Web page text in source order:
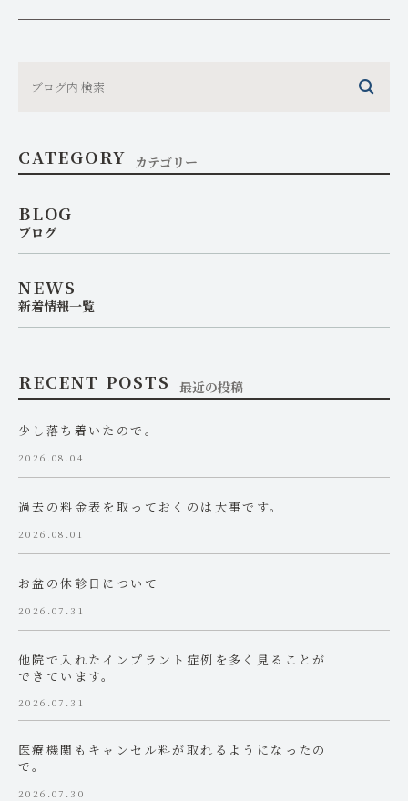
CATEGORY カテゴリー
BLOG
ブログ
NEWS
新着情報一覧
RECENT POSTS 最近の投稿
少し落ち着いたので。
2026.08.04
過去の料金表を取っておくのは大事です。
2026.08.01
お盆の休診日について
2026.07.31
他院で入れたインプラント症例を多く見ることが
できています。
2026.07.31
医療機関もキャンセル料が取れるようになったの
で。
2026.07.30